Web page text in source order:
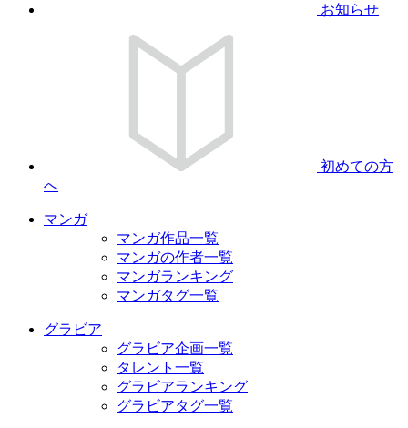
お知らせ
初めての方
へ
マンガ
マンガ作品一覧
マンガの作者一覧
マンガランキング
マンガタグ一覧
グラビア
グラビア企画一覧
タレント一覧
グラビアランキング
グラビアタグ一覧